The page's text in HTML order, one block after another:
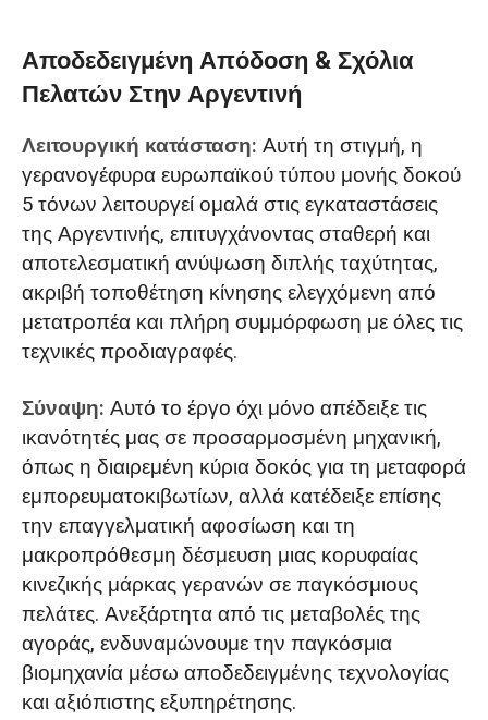
Αποδεδειγμένη Απόδοση & Σχόλια
Πελατών Στην Αργεντινή
Λειτουργική κατάσταση: Αυτή τη στιγμή, η
γερανογέφυρα ευρωπαϊκού τύπου μονής δοκού
5 τόνων λειτουργεί ομαλά στις εγκαταστάσεις
της Αργεντινής, επιτυγχάνοντας σταθερή και
αποτελεσματική ανύψωση διπλής ταχύτητας,
ακριβή τοποθέτηση κίνησης ελεγχόμενη από
μετατροπέα και πλήρη συμμόρφωση με όλες τις
τεχνικές προδιαγραφές.
Σύναψη: Αυτό το έργο όχι μόνο απέδειξε τις
ικανότητές μας σε προσαρμοσμένη μηχανική,
όπως η διαιρεμένη κύρια δοκός για τη μεταφορά
εμπορευματοκιβωτίων, αλλά κατέδειξε επίσης
την επαγγελματική αφοσίωση και τη
μακροπρόθεσμη δέσμευση μιας κορυφαίας
κινεζικής μάρκας γερανών σε παγκόσμιους
πελάτες. Ανεξάρτητα από τις μεταβολές της
αγοράς, ενδυναμώνουμε την παγκόσμια
βιομηχανία μέσω αποδεδειγμένης τεχνολογίας
και αξιόπιστης εξυπηρέτησης.